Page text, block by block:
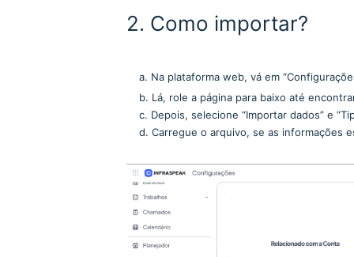
2. Como importar?
a. Na plataforma web, vá em
b. Lá, role a página para baixo até
c. Depois, selecione “Importar dados” e
d. Carregue o arquivo, se as informações